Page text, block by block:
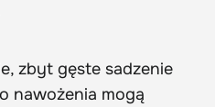
zbyt gęste sadzenie
nawożenia mogą